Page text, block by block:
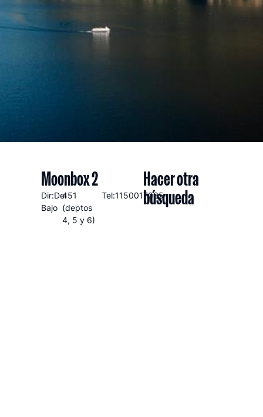
Moonbox 2
Dir:Del
Bajo
451
(deptos
4, 5 y 6)
Tel:1150017065
Hacer otra
búsqueda